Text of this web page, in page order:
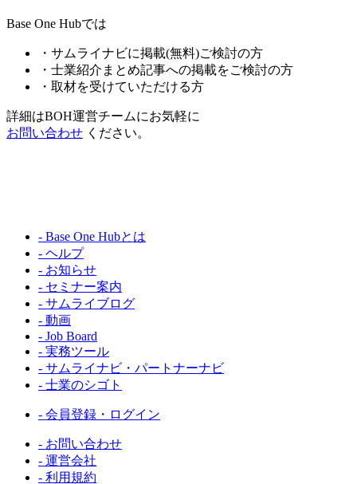
Base One Hubでは
・サムライナビに掲載(無料)ご検討の方
・士業紹介まとめ記事への掲載をご検討の方
・取材を受けていただける方
詳細はBOH運営チームにお気軽に
お問い合わせ ください。
- Base One Hubとは
- ヘルプ
- お知らせ
- セミナー案内
- サムライブログ
- 動画
- Job Board
- 実務ツール
- サムライナビ・パートナーナビ
- 士業のシゴト
- 会員登録・ログイン
- お問い合わせ
- 運営会社
- 利用規約